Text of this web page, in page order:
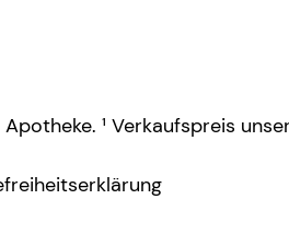
¹ Verkaufspreis